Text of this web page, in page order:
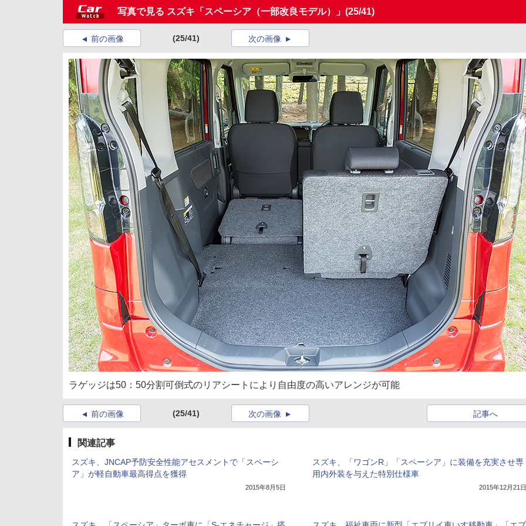
写真で見る スズキ「スペーシア（一部改良モデル）」 (25/41)
前の画像 (25/41) 次の画像
ラゲッジは50：50分割可倒式のリアシートにより自由度の高いアレンジが可能
前の画像 (25/41) 記事へ
次の画像
関連記事
スズキ、JNCAP予防安全性能アセスメントで「スペーシ
ア」が軽自動車最高得点を獲得
2015年8月5日
スズキ、「ワゴンR」「スペーシア」に装備を充実させ専
用内外装を与えた特別仕様車
2015年12月21日